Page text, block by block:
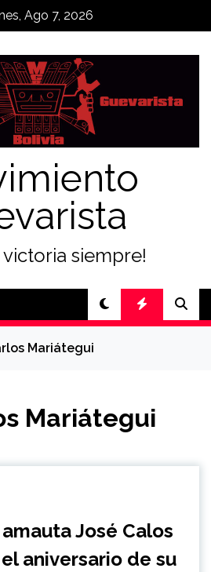
Ago 7, 2026
victoria siempre!
Mariátegui
Mariátegui
José Calos
aniversario de su